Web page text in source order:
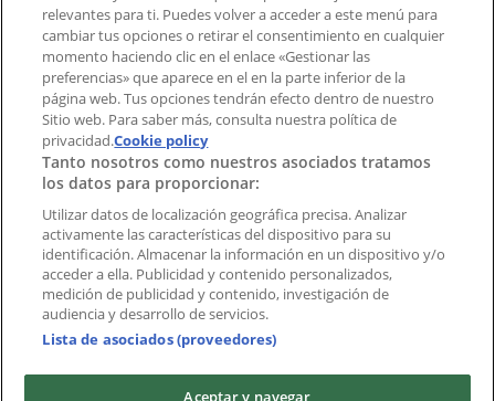
Índices
Marcas
Negocios
Negocios cercanos
Productos
Ciudades
Descargar la APP Tiendeo
relevantes para ti. Puedes volver a acceder a este menú para
cambiar tus opciones o retirar el consentimiento en cualquier
momento haciendo clic en el enlace «Gestionar las
preferencias» que aparece en el en la parte inferior de la
página web. Tus opciones tendrán efecto dentro de nuestro
Sitio web. Para saber más, consulta nuestra política de
privacidad.Cookie policy
Tanto nosotros como nuestros asociados tratamos
los datos para proporcionar:
Utilizar datos de localización geográfica precisa. Analizar
activamente las características del dispositivo para su
identificación. Almacenar la información en un dispositivo y/o
acceder a ella. Publicidad y contenido personalizados,
medición de publicidad y contenido, investigación de
audiencia y desarrollo de servicios.
Lista de asociados (proveedores)
Aceptar y navegar